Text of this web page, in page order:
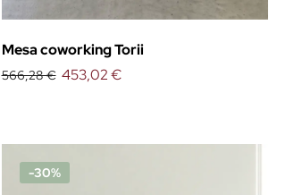
Mesa coworking Torii
566,28 € 453,02 €
-30%